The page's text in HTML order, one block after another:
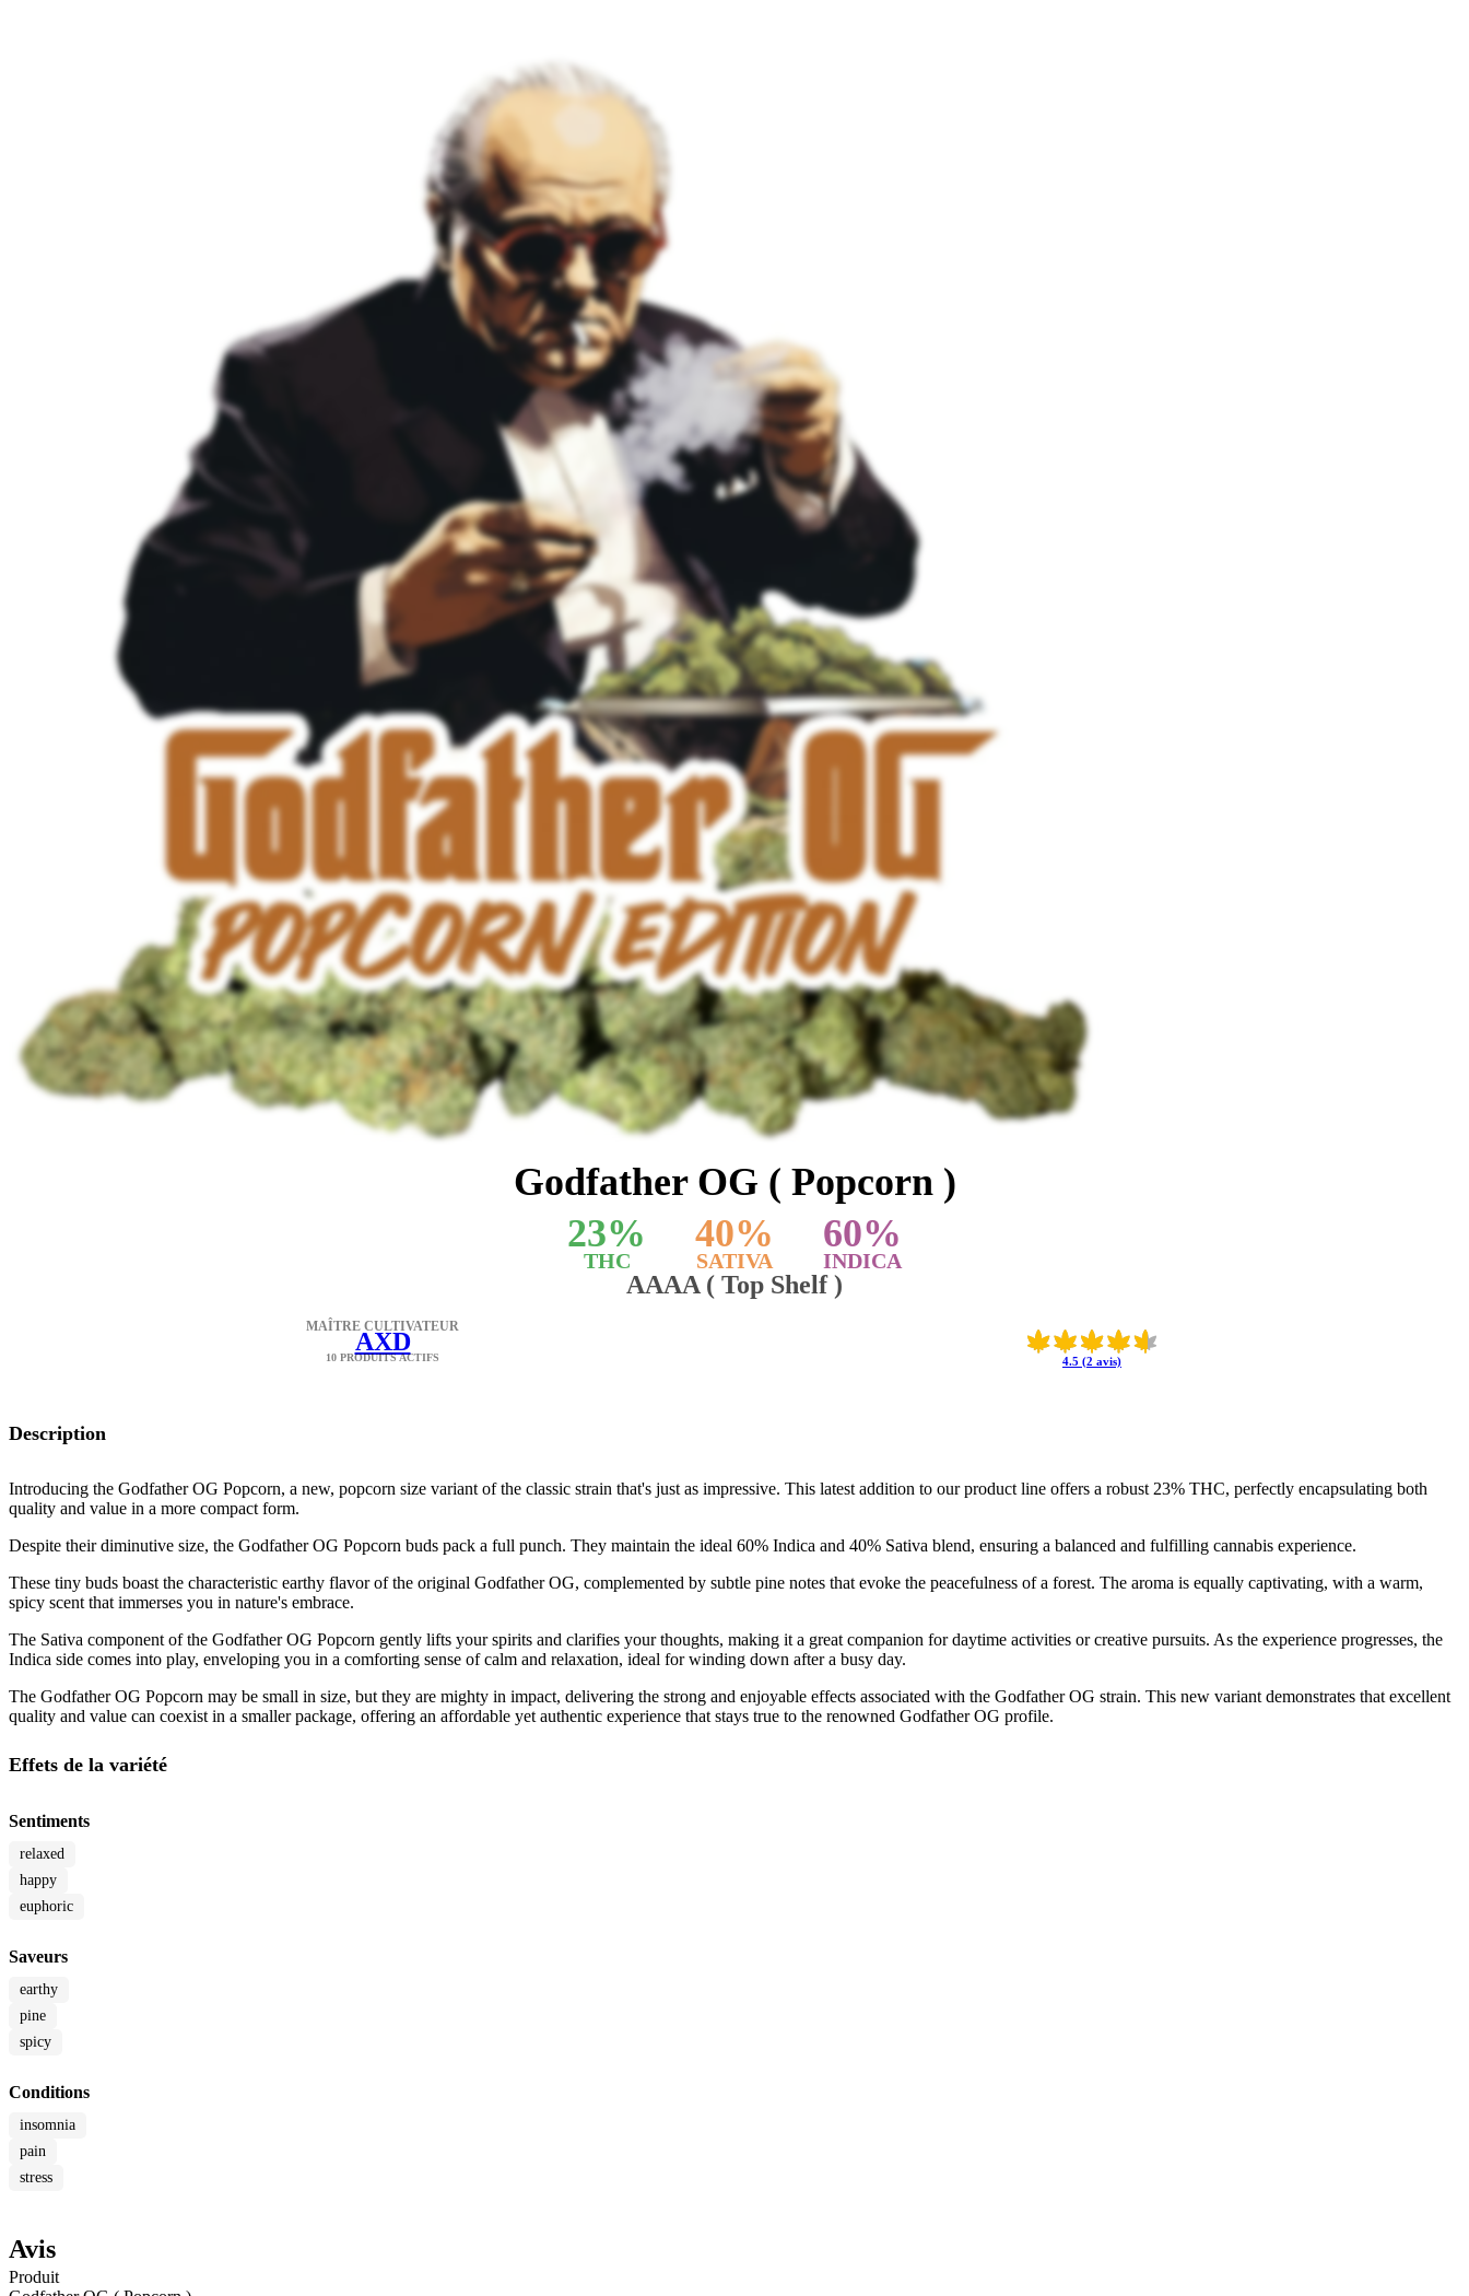
Godfather OG ( Popcorn )
23%
THC
40%
SATIVA
60%
INDICA
AAAA ( Top Shelf )
4.5 (2 avis)
MAÎTRE CULTIVATEUR
AXD
10 PRODUITS ACTIFS
Description
Introducing the Godfather OG Popcorn, a new, popcorn size variant of the classic strain that's just as impressive. This latest addition to our product line offers a robust 23% THC, perfectly encapsulating both
quality and value in a more compact form.
Despite their diminutive size, the Godfather OG Popcorn buds pack a full punch. They maintain the ideal 60% Indica and 40% Sativa blend, ensuring a balanced and fulfilling cannabis experience.
These tiny buds boast the characteristic earthy flavor of the original Godfather OG, complemented by subtle pine notes that evoke the peacefulness of a forest. The aroma is equally captivating, with a warm,
spicy scent that immerses you in nature's embrace.
The Sativa component of the Godfather OG Popcorn gently lifts your spirits and clarifies your thoughts, making it a great companion for daytime activities or creative pursuits. As the experience progresses, the
Indica side comes into play, enveloping you in a comforting sense of calm and relaxation, ideal for winding down after a busy day.
The Godfather OG Popcorn may be small in size, but they are mighty in impact, delivering the strong and enjoyable effects associated with the Godfather OG strain. This new variant demonstrates that excellent
quality and value can coexist in a smaller package, offering an affordable yet authentic experience that stays true to the renowned Godfather OG profile.
Effets de la variété
Sentiments
relaxed
happy
euphoric
Saveurs
earthy
pine
spicy
Conditions
insomnia
pain
stress
Avis
Produit